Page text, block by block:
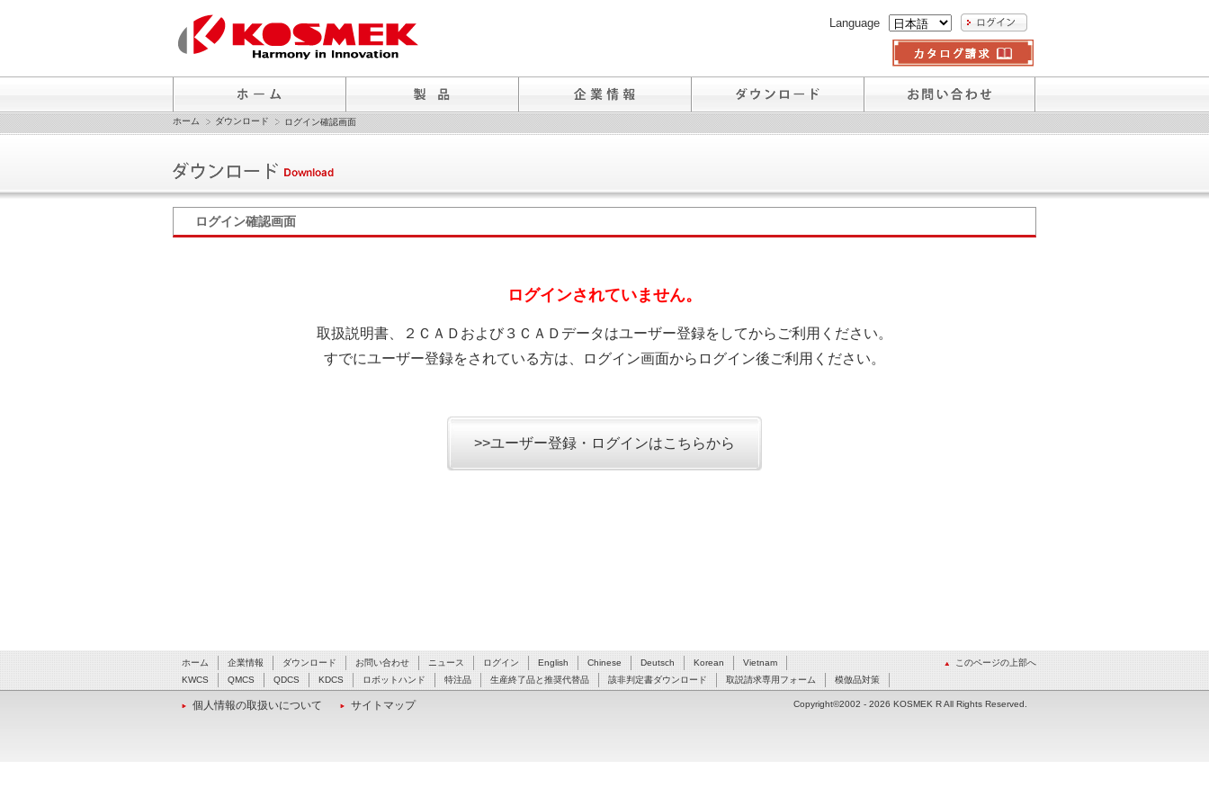
Language
ホーム ダウンロード ログイン確認画面
ログイン確認画面
ログインされていません。
取扱説明書、２ＣＡＤおよび３ＣＡＤデータはユーザー登録をしてからご利用ください。
すでにユーザー登録をされている方は、ログイン画面からログイン後ご利用ください。
>>ユーザー登録・ログインはこちらから
このページの上部へ
ホーム 企業情報 ダウンロード お問い合わせ ニュース ログイン English Chinese Deutsch Korean
Vietnam
KWCS
QMCS QDCS KDCS ロボットハンド 特注品 生産終了品と推奨代替品 該非判定書ダウンロード 取説請求専用フォーム 模倣品対策
個人情報の取扱いについて サイトマップ Copyright©2002 - 2026 KOSMEK R All Rights Reserved.